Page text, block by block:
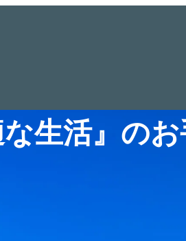
生活』の